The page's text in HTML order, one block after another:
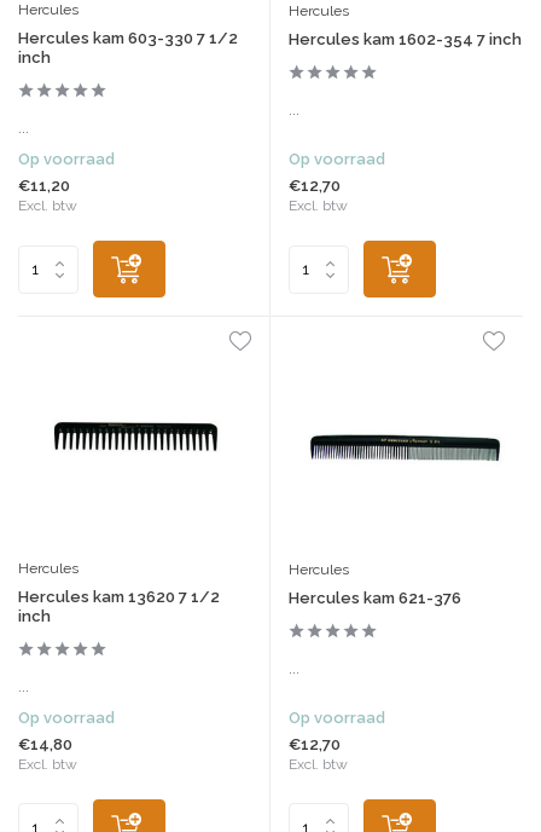
Hercules
Hercules kam 603-330 7 1/2
inch
...
Op voorraad
€11,20
Excl. btw
Hercules
Hercules kam 1602-354 7 inch
...
Op voorraad
€12,70
Excl. btw
Hercules
Hercules kam 13620 7 1/2
inch
...
Op voorraad
€14,80
Excl. btw
Hercules
Hercules kam 621-376
...
Op voorraad
€12,70
Excl. btw